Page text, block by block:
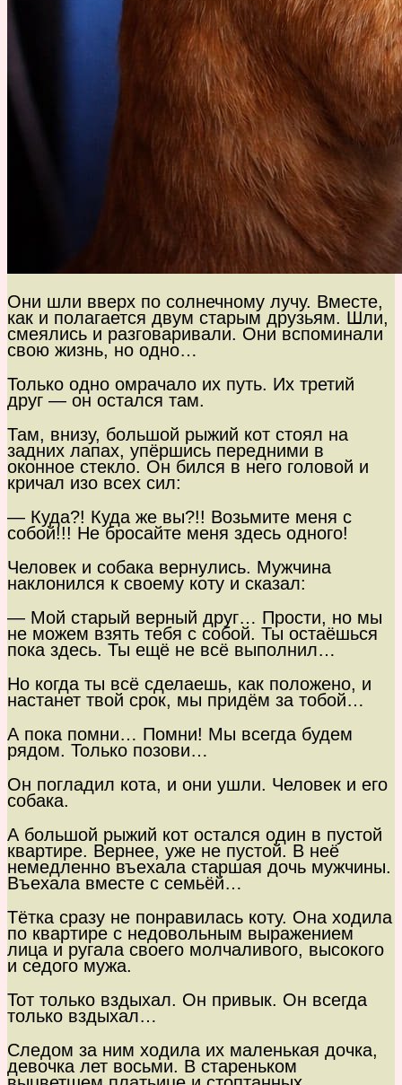
Они шли вверх по солнечному лучу. Вместе,
как и полагается двум старым друзьям. Шли,
смеялись и разговаривали. Они вспоминали
свою жизнь, но одно…
Только одно омрачало их путь. Их третий
друг — он остался там.
Там, внизу, большой рыжий кот стоял на
задних лапах, упёршись передними в
оконное стекло. Он бился в него головой и
кричал изо всех сил:
— Куда?! Куда же вы?!! Возьмите меня с
собой!!! Не бросайте меня здесь одного!
Человек и собака вернулись. Мужчина
наклонился к своему коту и сказал:
— Мой старый верный друг… Прости, но мы
не можем взять тебя с собой. Ты остаёшься
пока здесь. Ты ещё не всё выполнил…
Но когда ты всё сделаешь, как положено, и
настанет твой срок, мы придём за тобой…
А пока помни… Помни! Мы всегда будем
рядом. Только позови…
Он погладил кота, и они ушли. Человек и его
собака.
А большой рыжий кот остался один в пустой
квартире. Вернее, уже не пустой. В неё
немедленно въехала старшая дочь мужчины.
Въехала вместе с семьёй…
Тётка сразу не понравилась коту. Она ходила
по квартире с недовольным выражением
лица и ругала своего молчаливого, высокого
и седого мужа.
Тот только вздыхал. Он привык. Он всегда
только вздыхал…
Следом за ним ходила их маленькая дочка,
девочка лет восьми. В стареньком